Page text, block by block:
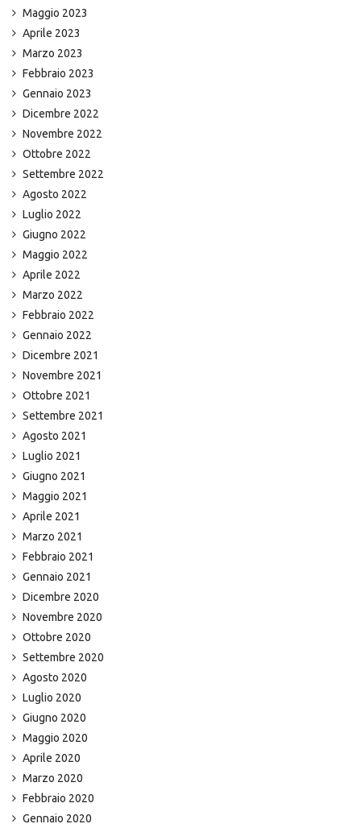
Maggio 2023
Aprile 2023
Marzo 2023
Febbraio 2023
Gennaio 2023
Dicembre 2022
Novembre 2022
Ottobre 2022
Settembre 2022
Agosto 2022
Luglio 2022
Giugno 2022
Maggio 2022
Aprile 2022
Marzo 2022
Febbraio 2022
Gennaio 2022
Dicembre 2021
Novembre 2021
Ottobre 2021
Settembre 2021
Agosto 2021
Luglio 2021
Giugno 2021
Maggio 2021
Aprile 2021
Marzo 2021
Febbraio 2021
Gennaio 2021
Dicembre 2020
Novembre 2020
Ottobre 2020
Settembre 2020
Agosto 2020
Luglio 2020
Giugno 2020
Maggio 2020
Aprile 2020
Marzo 2020
Febbraio 2020
Gennaio 2020